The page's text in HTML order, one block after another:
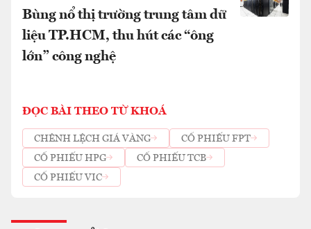
Bùng nổ thị trường trung tâm dữ
liệu TP.HCM, thu hút các “ông
lớn” công nghệ
ĐỌC BÀI THEO TỪ KHOÁ
CHÊNH LỆCH GIÁ VÀNG
CỔ PHIẾU FPT
CỔ PHIẾU HPG
CỔ PHIẾU TCB
CỔ PHIẾU VIC